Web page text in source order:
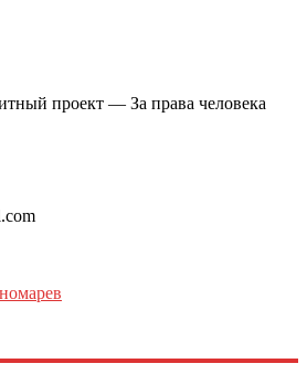
проект — За права человека